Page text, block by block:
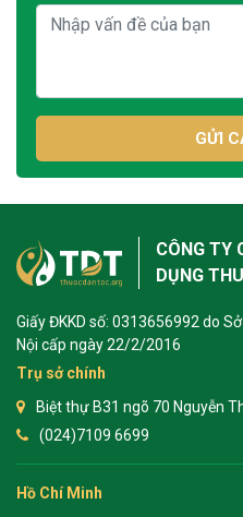
GỬI
CÔNG TY
DỤNG
Giấy ĐKKD số: 0313656992 do
Nội cấp ngày 22/2/2016
Trụ sở chính
Biệt thự B31 ngõ 70 Nguyễn
(024)7109 6699
Hồ Chí Minh